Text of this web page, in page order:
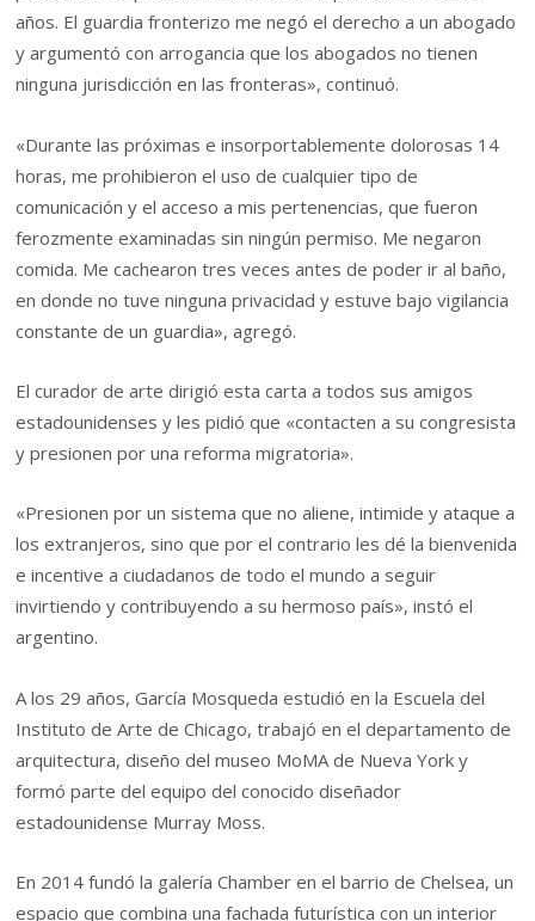
años. El guardia fronterizo me negó el derecho a un abogado
y argumentó con arrogancia que los abogados no tienen
ninguna jurisdicción en las fronteras», continuó.
«Durante las próximas e insorportablemente dolorosas 14
horas, me prohibieron el uso de cualquier tipo de
comunicación y el acceso a mis pertenencias, que fueron
ferozmente examinadas sin ningún permiso. Me negaron
comida. Me cachearon tres veces antes de poder ir al baño,
en donde no tuve ninguna privacidad y estuve bajo vigilancia
constante de un guardia», agregó.
El curador de arte dirigió esta carta a todos sus amigos
estadounidenses y les pidió que «contacten a su congresista
y presionen por una reforma migratoria».
«Presionen por un sistema que no aliene, intimide y ataque a
los extranjeros, sino que por el contrario les dé la bienvenida
e incentive a ciudadanos de todo el mundo a seguir
invirtiendo y contribuyendo a su hermoso país», instó el
argentino.
A los 29 años, García Mosqueda estudió en la Escuela del
Instituto de Arte de Chicago, trabajó en el departamento de
arquitectura, diseño del museo MoMA de Nueva York y
formó parte del equipo del conocido diseñador
estadounidense Murray Moss.
En 2014 fundó la galería Chamber en el barrio de Chelsea, un
espacio que combina una fachada futurística con un interior